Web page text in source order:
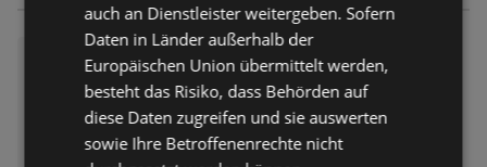
Sky: WM Previews
Prospekt nicht mehr gültig
Abgelaufen am: 21.05.2026
Entfernt:
2,13 km
auch an Dienstleister weitergeben. Sofern
Daten in Länder außerhalb der
Europäischen Union übermittelt werden,
besteht das Risiko, dass Behörden auf
diese Daten zugreifen und sie auswerten
sowie Ihre Betroffenenrechte nicht